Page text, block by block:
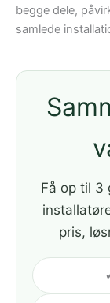
begge dele,
samlede
Få op til 3
pris,